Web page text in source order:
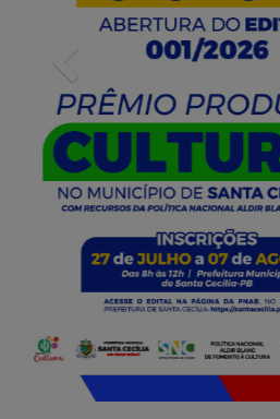
Previous
INFORMATIVOS